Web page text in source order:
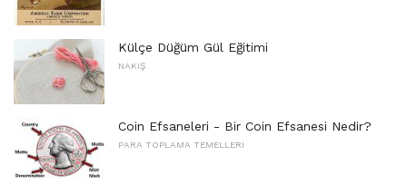
Külçe Düğüm Gül Eğitimi
NAKIŞ
Coin Efsaneleri - Bir Coin Efsanesi Nedir?
PARA TOPLAMA TEMELLERI